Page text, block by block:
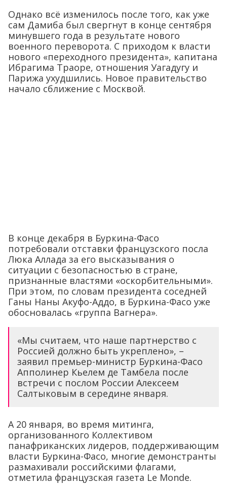
Однако всё изменилось после того, как уже
сам Дамиба был свергнут в конце сентября
минувшего года в результате нового
военного переворота. С приходом к власти
нового «переходного президента», капитана
Ибрагима Траоре, отношения Уагадугу и
Парижа ухудшились. Новое правительство
начало сближение с Москвой.
В конце декабря в Буркина-Фасо
потребовали отставки французского посла
Люка Аллада за его высказывания о
ситуации с безопасностью в стране,
признанные властями «оскорбительными».
При этом, по словам президента соседней
Ганы Наны Акуфо-Аддо, в Буркина-Фасо уже
обосновалась «группа Вагнера».
«Мы считаем, что наше партнерство с
Россией должно быть укреплено», –
заявил премьер-министр Буркина-Фасо
Апполинер Кьелем де Тамбела после
встречи с послом России Алексеем
Салтыковым в середине января.
А 20 января, во время митинга,
организованного Коллективом
панафриканских лидеров, поддерживающим
власти Буркина-Фасо, многие демонстранты
размахивали российскими флагами,
отметила французская газета Le Monde.